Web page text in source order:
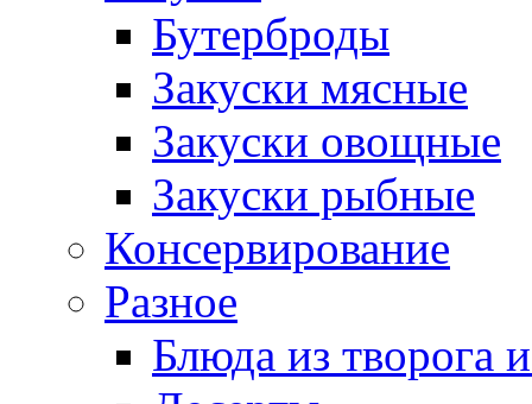
Бутерброды
Закуски мясные
Закуски овощные
Закуски рыбные
Консервирование
Разное
Блюда из творога